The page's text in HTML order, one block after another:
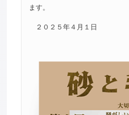
ます。
２０２５年４月１日